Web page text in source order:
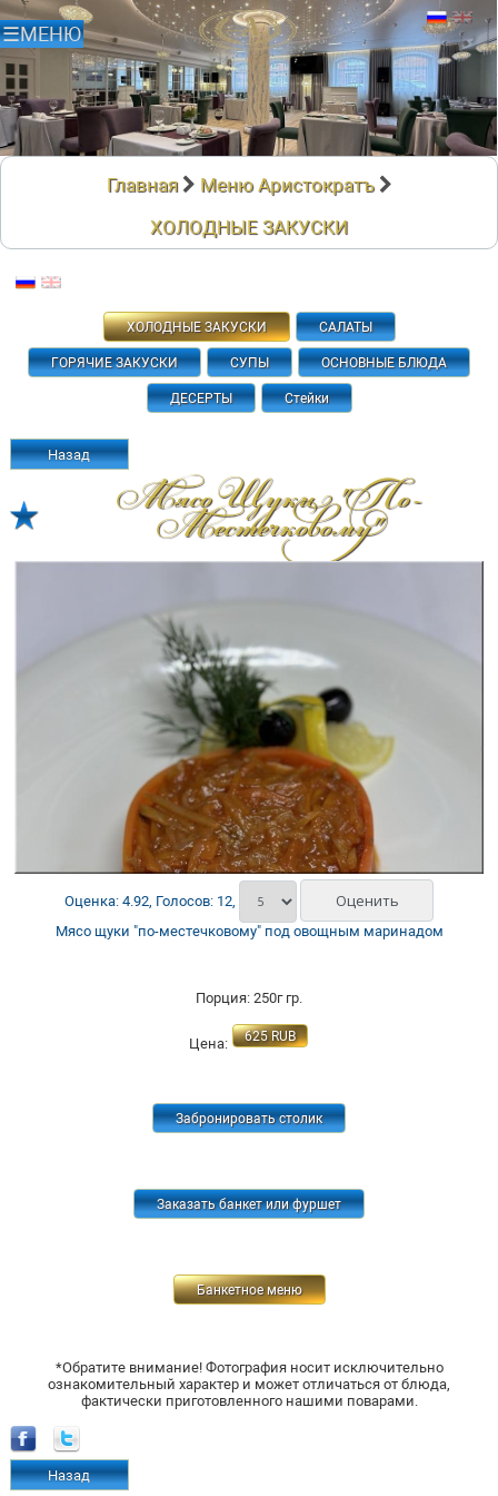
Главная
Меню Аристократъ
ХОЛОДНЫЕ ЗАКУСКИ
ХОЛОДНЫЕ ЗАКУСКИ САЛАТЫ
ГОРЯЧИЕ ЗАКУСКИ СУПЫ ОСНОВНЫЕ БЛЮДА
ДЕСЕРТЫ Стейки
Назад
Мясо Щуки "по-
Местечковому"
Оценка: 4.92, Голосов: 12,
Мясо щуки "по-местечковому" под овощным маринадом
Порция: 250г гр.
Цена: 625 RUB
Забронировать столик
Заказать банкет или фуршет
Банкетное меню
*Обратите внимание! Фотография носит исключительно
ознакомительный характер и может отличаться от блюда,
фактически приготовленного нашими поварами.
Назад